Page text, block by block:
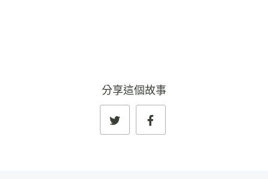
分享這個故事